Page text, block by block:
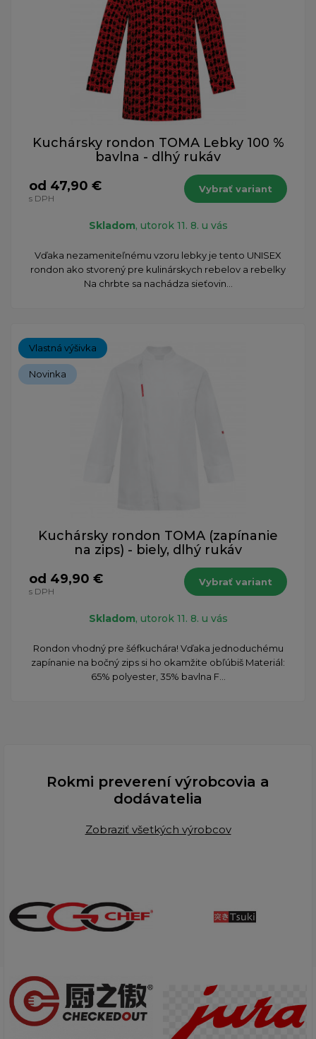
Kuchársky rondon TOMA Lebky 100 %
bavlna - dlhý rukáv
od 47,90 €
s DPH
Vybrať variant
Skladom, utorok 11. 8. u vás
​Vďaka nezameniteľnému vzoru lebky je tento UNISEX
rondon ako stvorený pre kulinárskych rebelov a rebelky
Na chrbte sa nachádza sieťovin...
Vlastná výšivka
Novinka
Kuchársky rondon TOMA (zapínanie
na zips) - biely, dlhý rukáv
od 49,90 €
s DPH
Vybrať variant
Skladom, utorok 11. 8. u vás
Rondon vhodný pre šéfkuchára! Vďaka jednoduchému
zapínanie na bočný zips si ho okamžite obľúbiš Materiál:
65% polyester, 35% bavlna F...
Rokmi preverení výrobcovia a
dodávatelia
Zobraziť všetkých výrobcov